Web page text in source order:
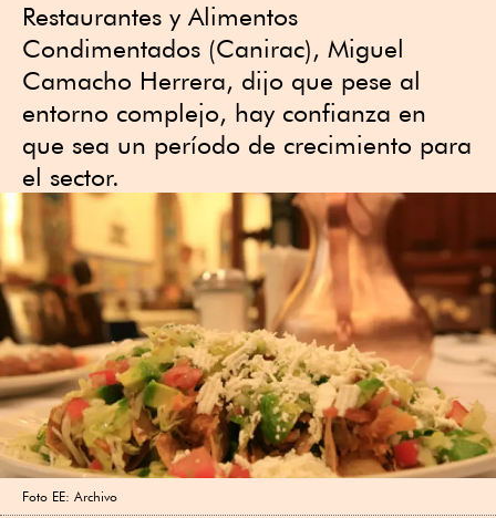
Restaurantes y Alimentos
Condimentados (Canirac), Miguel
Camacho Herrera, dijo que pese al
entorno complejo, hay confianza en
que sea un período de crecimiento para
el sector.
Foto EE: Archivo